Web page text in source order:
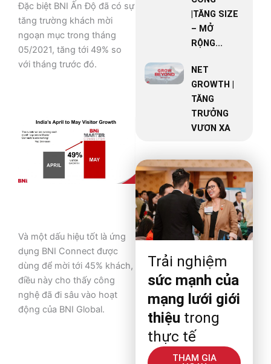
Đặc biệt BNI Ấn Độ đã có sự
tăng trường khách mời
ngoạn mục trong tháng
05/2021, tăng tới 49% so
với tháng trước đó.
Và một dấu hiệu tốt là ứng
dụng BNI Connect được
dùng để mời tới 45% khách,
điều này cho thấy công
nghệ đã đi sâu vào hoạt
động của BNI Global.
|TĂNG SIZE
– MỞ
RỘNG...
NET
GROWTH |
TĂNG
TRƯỞNG
VƯƠN XA
Trải nghiệm
sức mạnh của
mạng lưới giới
thiệu trong
thực tế
THAM GIA